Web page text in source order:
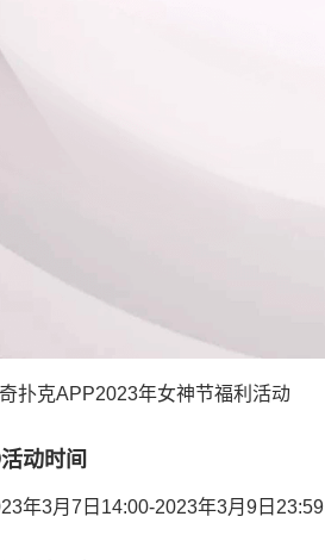
扑克APP2023年女神节福利活动
动时间
年3月7日14:00-2023年3月9日23:59